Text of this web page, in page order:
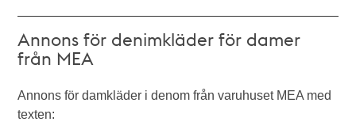
Annons för denimkläder för damer
från MEA
Annons för damkläder i denom från varuhuset MEA med
texten: